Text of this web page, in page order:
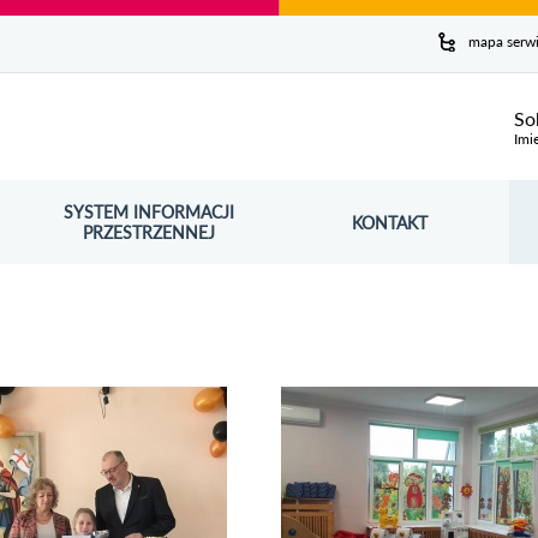
mapa
SYSTEM INFORMACJI
PRZESTRZENNEJ
OTWORZY SIĘ W NOWYM OKNIE KONTAKT
zdjęć szachy2024 Obejrzyj galerię zdjęć